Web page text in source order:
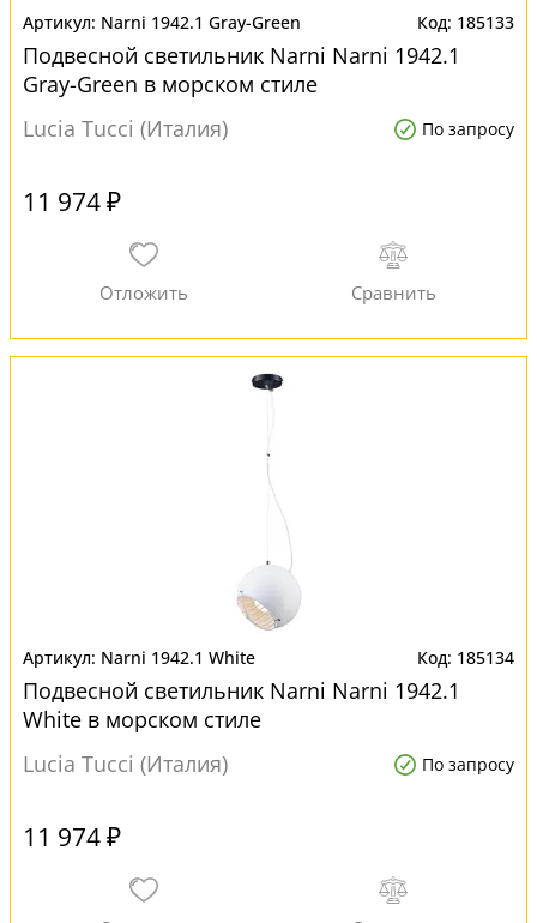
Narni 1942.1 Gray-Green 185133
Подвесной светильник Narni Narni 1942.1
Gray-Green в морском стиле
Lucia Tucci (Италия)
По запросу
11 974 ₽
Narni 1942.1 White 185134
Подвесной светильник Narni Narni 1942.1
White в морском стиле
Lucia Tucci (Италия)
По запросу
11 974 ₽